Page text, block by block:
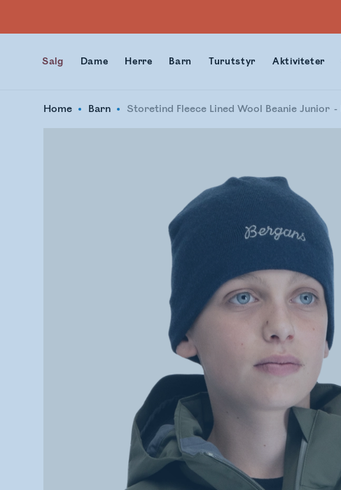
Salg Dame Herre Barn Turutstyr Aktiviteter
Home Barn Storetind Fleece Lined Wool Beanie Junior